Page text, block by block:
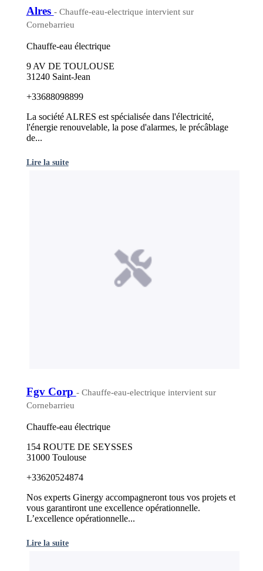
Alres - Chauffe-eau-electrique intervient sur
Cornebarrieu
Chauffe-eau électrique
9 AV DE TOULOUSE
31240 Saint-Jean
+33688098899
La société ALRES est spécialisée dans l'électricité,
l'énergie renouvelable, la pose d'alarmes, le précâblage
de...
Lire la suite
Fgv Corp - Chauffe-eau-electrique intervient sur
Cornebarrieu
Chauffe-eau électrique
154 ROUTE DE SEYSSES
31000 Toulouse
+33620524874
Nos experts Ginergy accompagneront tous vos projets et
vous garantiront une excellence opérationnelle.
L’excellence opérationnelle...
Lire la suite